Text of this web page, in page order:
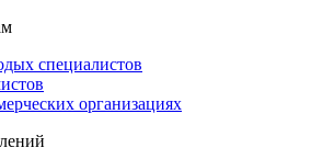
специалистов
организациях